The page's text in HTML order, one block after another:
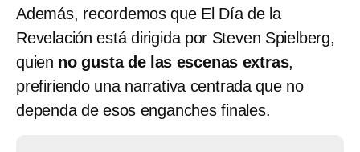
Además, recordemos que El Día de la
Revelación está dirigida por Steven Spielberg,
quien no gusta de las escenas extras,
prefiriendo una narrativa centrada que no
dependa de esos enganches finales.